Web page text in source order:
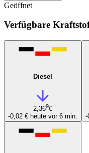
Geöffnet
Verfügbare
Diesel
2,369€
-0,02 € heute vor 6 min.
-